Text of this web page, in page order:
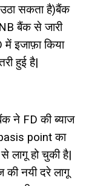
उठा सकता है)बैंक
बैंक से जारी
इजाफ़ा किया
हुई है|
ने FD की ब्याज
basis point का
लागू हो चुकी है|
नयी दरे लागू